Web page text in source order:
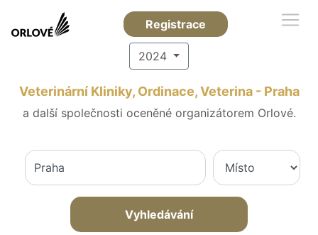
Registrace
2024
Veterinární Kliniky, Ordinace, Veterina - Praha
a další společnosti oceněné organizátorem Orlové.
Vyhledávání